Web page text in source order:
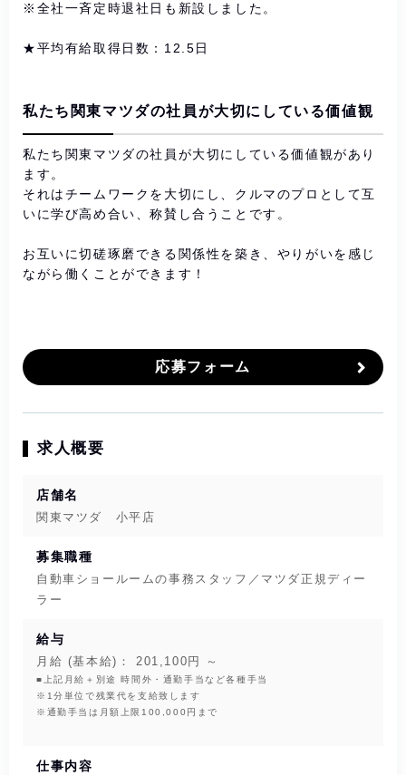
※全社一斉定時退社日も新設しました。
★平均有給取得日数：12.5日
私たち関東マツダの社員が大切にしている価値観
私たち関東マツダの社員が大切にしている価値観があり
ます。
それはチームワークを大切にし、クルマのプロとして互
いに学び高め合い、称賛し合うことです。
お互いに切磋琢磨できる関係性を築き、やりがいを感じ
ながら働くことができます！
応募フォーム
求人概要
店舗名
関東マツダ 小平店
募集職種
自動車ショールームの事務スタッフ／マツダ正規ディー
ラー
給与
月給 (基本給)： 201,100円 ～
■上記月給＋別途 時間外・通勤手当など各種手当
※1分単位で残業代を支給致します
※通勤手当は月額上限100,000円まで
仕事内容